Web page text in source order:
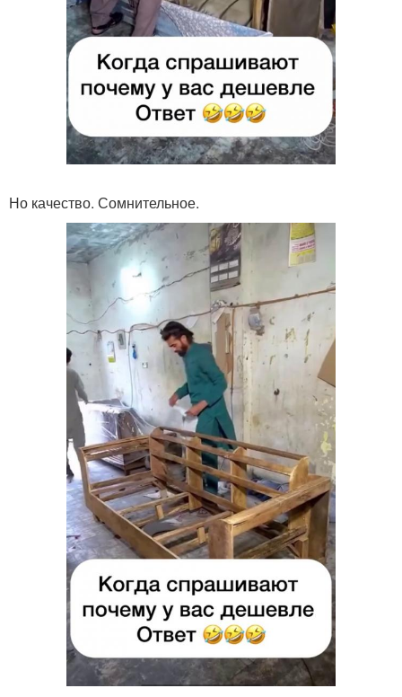
Но качество. Сомнительное.